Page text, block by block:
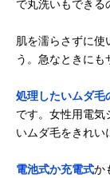
で丸洗いもできる
肌を濡らさずに使
う。急なときにも
処理したいムダ毛
です。女性用電気
いムダ毛をきれい
電池式か充電式か